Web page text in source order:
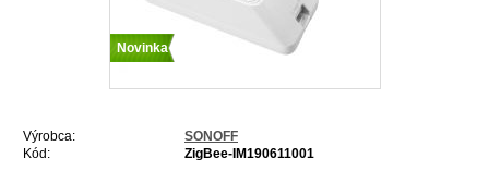
Novinka
Výrobca:
SONOFF
Kód:
ZigBee-IM190611001